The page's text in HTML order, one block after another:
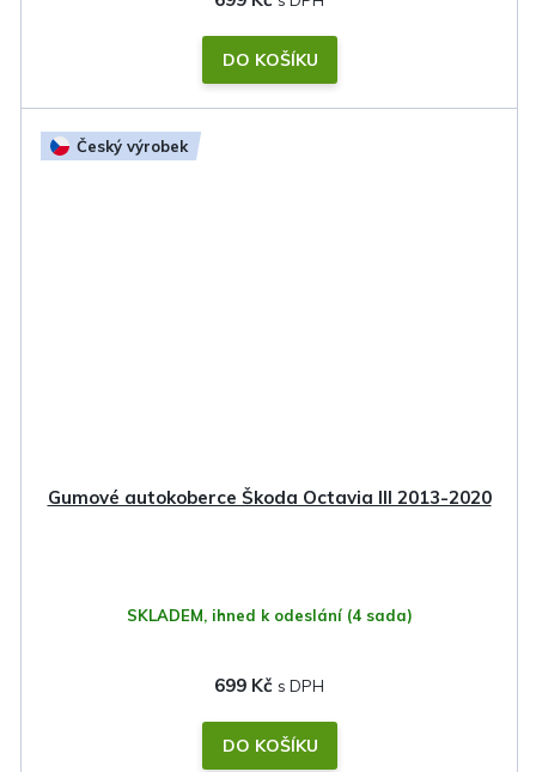
DO KOŠÍKU
Český výrobek
Gumové autokoberce Škoda Octavia III 2013-2020
SKLADEM, ihned k odeslání (4 sada)
699 Kč
DO KOŠÍKU